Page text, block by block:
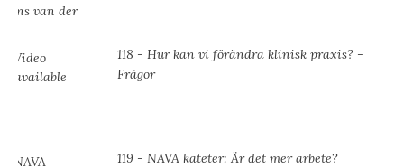
118 - Hur kan vi förändra klinisk praxis? -
Frågor
119 - NAVA kateter: Är det mer arbete?